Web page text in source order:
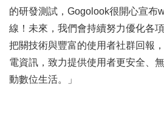
的研發測試，Gogolook很開心宣布
線！未來，我們會持續努力優化各
把關技術與豐富的使用者社群回報
電資訊，致力提供使用者更安全、
動數位生活。」